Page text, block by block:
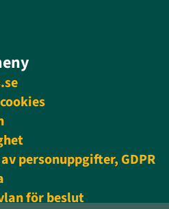
personuppgifter, GDPR
för beslut